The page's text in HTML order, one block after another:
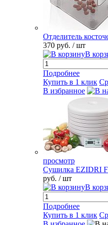
Отделитель
370 руб. / шт
В
Подробнее
Купить в 1 клик
В избранное
просмотр
Сушилка EZIDRI
руб. / шт
В
Подробнее
Купить в 1 клик